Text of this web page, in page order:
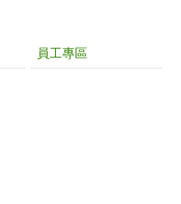
員工專區